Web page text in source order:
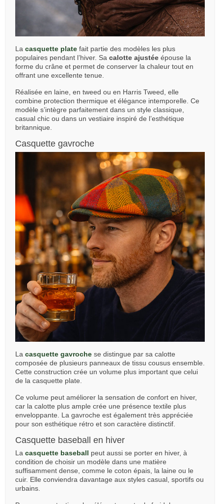
La casquette plate fait partie des modèles les plus
populaires pendant l’hiver. Sa calotte ajustée épouse la
forme du crâne et permet de conserver la chaleur tout en
offrant une excellente tenue.
Réalisée en laine, en tweed ou en Harris Tweed, elle
combine protection thermique et élégance intemporelle. Ce
modèle s’intègre parfaitement dans un style classique,
casual chic ou dans un vestiaire inspiré de l’esthétique
britannique.
Casquette gavroche
La casquette gavroche se distingue par sa calotte
composée de plusieurs panneaux de tissu cousus ensemble.
Cette construction crée un volume plus important que celui
de la casquette plate.
Ce volume peut améliorer la sensation de confort en hiver,
car la calotte plus ample crée une présence textile plus
enveloppante. La gavroche est également très appréciée
pour son esthétique rétro et son caractère distinctif.
Casquette baseball en hiver
La casquette baseball peut aussi se porter en hiver, à
condition de choisir un modèle dans une matière
suffisamment dense, comme le coton épais, la laine ou le
cuir. Elle conviendra davantage aux styles casual, sportifs ou
urbains.